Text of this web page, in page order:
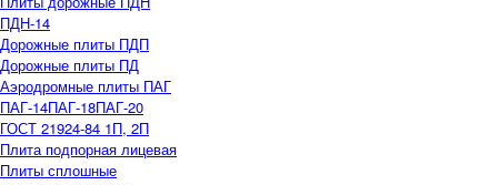
ПДН-14
Дорожные плиты ПДП
Дорожные плиты ПД
Аэродромные плиты ПАГ
ПАГ-14ПАГ-18ПАГ-20
ГОСТ 21924-84 1П, 2П
Плита подпорная лицевая
Плиты сплошные